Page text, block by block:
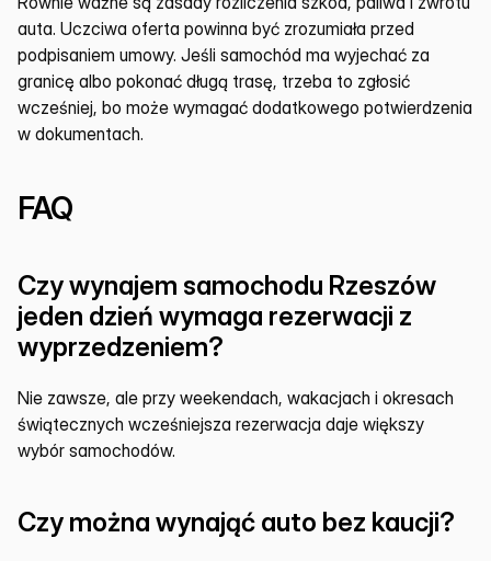
auta. Uczciwa oferta powinna być zrozumiała przed
podpisaniem umowy. Jeśli samochód ma wyjechać za
granicę albo pokonać długą trasę, trzeba to zgłosić
wcześniej, bo może wymagać dodatkowego potwierdzenia
w dokumentach.
FAQ
Czy wynajem samochodu Rzeszów
jeden dzień wymaga rezerwacji z
wyprzedzeniem?
Nie zawsze, ale przy weekendach, wakacjach i okresach
świątecznych wcześniejsza rezerwacja daje większy
wybór samochodów.
Czy można wynająć auto bez kaucji?